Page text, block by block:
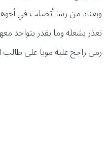
وبعناد من رشا أتصلت في
تعذر بشغله وما يقدر يتواجد
رمى راجح علبة مويا على